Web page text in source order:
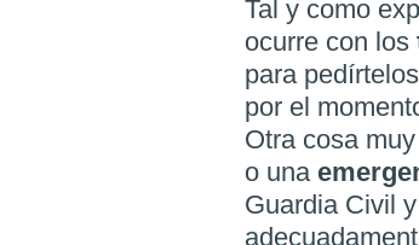
Tal y como
ocurre con los
para
por el
Otra cosa
o una
Guardia Civil